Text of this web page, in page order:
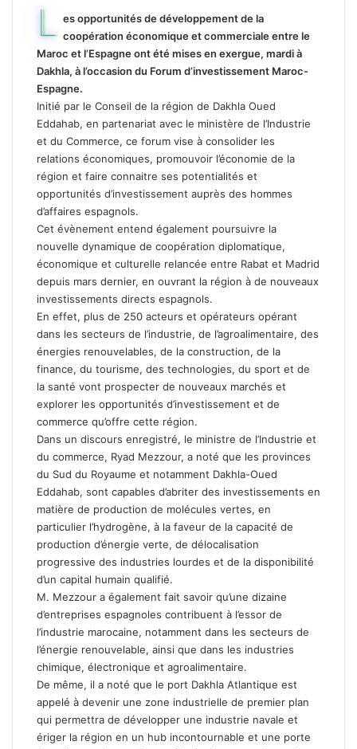
L es opportunités de développement de la
coopération économique et commerciale entre le
Maroc et l’Espagne ont été mises en exergue, mardi à
Dakhla, à l’occasion du Forum d’investissement Maroc-
Espagne.
Initié par le Conseil de la région de Dakhla Oued
Eddahab, en partenariat avec le ministère de l’Industrie
et du Commerce, ce forum vise à consolider les
relations économiques, promouvoir l’économie de la
région et faire connaitre ses potentialités et
opportunités d’investissement auprès des hommes
d’affaires espagnols.
Cet évènement entend également poursuivre la
nouvelle dynamique de coopération diplomatique,
économique et culturelle relancée entre Rabat et Madrid
depuis mars dernier, en ouvrant la région à de nouveaux
investissements directs espagnols.
En effet, plus de 250 acteurs et opérateurs opérant
dans les secteurs de l’industrie, de l’agroalimentaire, des
énergies renouvelables, de la construction, de la
finance, du tourisme, des technologies, du sport et de
la santé vont prospecter de nouveaux marchés et
explorer les opportunités d’investissement et de
commerce qu’offre cette région.
Dans un discours enregistré, le ministre de l’Industrie et
du commerce, Ryad Mezzour, a noté que les provinces
du Sud du Royaume et notamment Dakhla-Oued
Eddahab, sont capables d’abriter des investissements en
matière de production de molécules vertes, en
particulier l’hydrogène, à la faveur de la capacité de
production d’énergie verte, de délocalisation
progressive des industries lourdes et de la disponibilité
d’un capital humain qualifié.
M. Mezzour a également fait savoir qu’une dizaine
d’entreprises espagnoles contribuent à l’essor de
l’industrie marocaine, notamment dans les secteurs de
l’énergie renouvelable, ainsi que dans les industries
chimique, électronique et agroalimentaire.
De même, il a noté que le port Dakhla Atlantique est
appelé à devenir une zone industrielle de premier plan
qui permettra de développer une industrie navale et
ériger la région en un hub incontournable et une porte